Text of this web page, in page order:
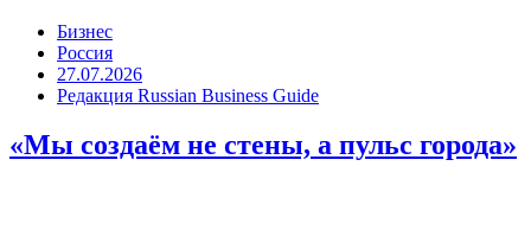
Бизнес
Россия
27.07.2026
Редакция Russian Business Guide
«Мы создаём не стены, а пульс города»